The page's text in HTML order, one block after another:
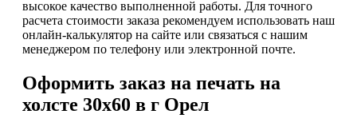
высокое качество выполненной работы. Для точного
расчета стоимости заказа рекомендуем использовать наш
онлайн-калькулятор на сайте или связаться с нашим
менеджером по телефону или электронной почте.
Оформить заказ на печать на
холсте 30х60 в г Орел